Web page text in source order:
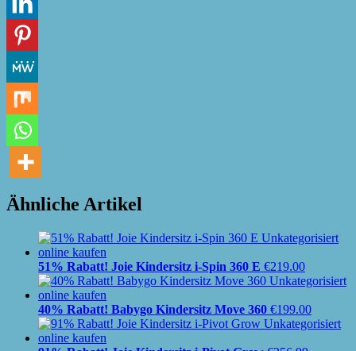
Ähnliche Artikel
51% Rabatt! Joie Kindersitz i-Spin 360 E €219.00
40% Rabatt! Babygo Kindersitz Move 360 €199.00